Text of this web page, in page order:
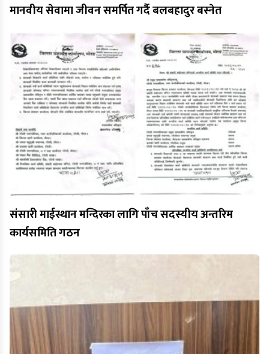
मानवीय सेवामा जीवन समर्पित गर्दै बलबहादुर बस्नेत
संसारी माईस्थान मन्दिरका लागि पाँच सदस्यीय अन्तरिम
कार्यसमिति गठन